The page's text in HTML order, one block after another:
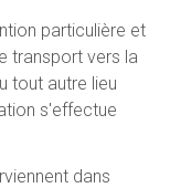
particulière et
transport vers la
tout autre lieu
s'effectue
dans